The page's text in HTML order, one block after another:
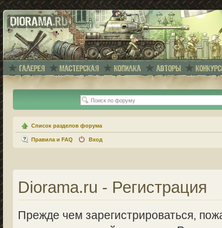
Список разделов форума
Правила и FAQ Вход
Diorama.ru - Регистрация
Прежде чем зарегистрироваться,